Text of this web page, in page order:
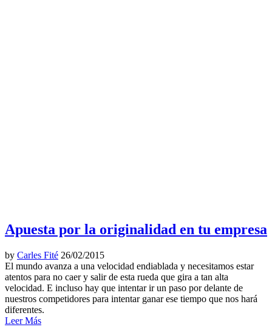
Apuesta por la originalidad en tu empresa
by Carles Fité 26/02/2015
El mundo avanza a una velocidad endiablada y necesitamos estar
atentos para no caer y salir de esta rueda que gira a tan alta
velocidad. E incluso hay que intentar ir un paso por delante de
nuestros competidores para intentar ganar ese tiempo que nos hará
diferentes.
Leer Más